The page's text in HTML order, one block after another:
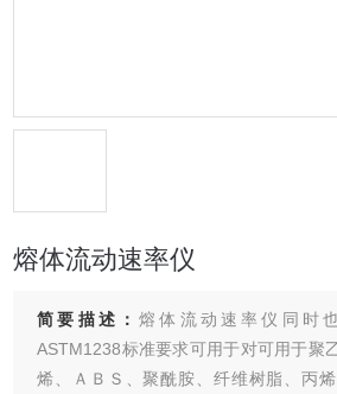
熔体流动速率仪
简要描述：熔体流动速率仪同时也
ASTM1238标准要求可用于对可用于聚
烯、ＡＢＳ、聚酰胺、纤维树脂、丙